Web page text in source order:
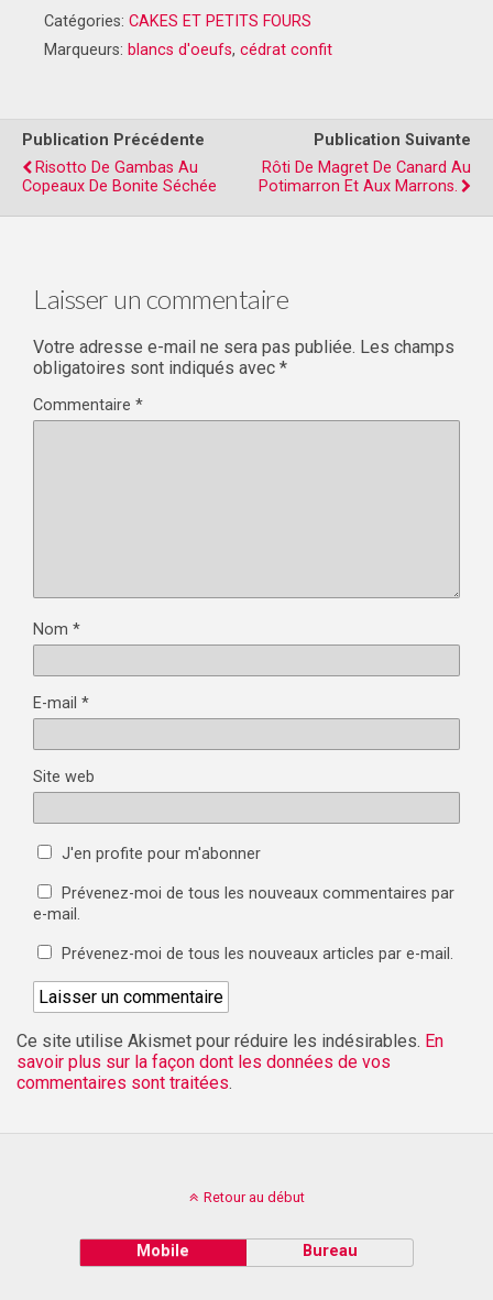
Catégories: CAKES ET PETITS FOURS
Marqueurs: blancs d'oeufs, cédrat confit
Publication Précédente
Risotto De Gambas Au
Copeaux De Bonite Séchée
Publication Suivante
Rôti De Magret De Canard Au
Potimarron Et Aux Marrons.
Laisser un commentaire
Votre adresse e-mail ne sera pas publiée. Les champs
obligatoires sont indiqués avec *
Commentaire *
Nom *
E-mail *
Site web
J'en profite pour m'abonner
Prévenez-moi de tous les nouveaux commentaires par
e-mail.
Prévenez-moi de tous les nouveaux articles par e-mail.
Ce site utilise Akismet pour réduire les indésirables. En
savoir plus sur la façon dont les données de vos
commentaires sont traitées.
Retour au début
Mobile Bureau